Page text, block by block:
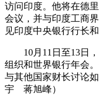
访问印度。他将在德
会议，并与印度工商
见印度中央银行行长
10月11日至13日，
组织和世界银行年会
与其他国家财长讨论
宇 蒋旭峰）